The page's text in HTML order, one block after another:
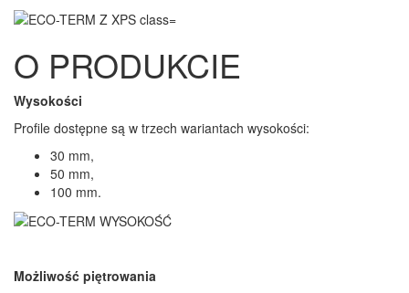
O PRODUKCIE
Wysokości
Profile dostępne są w trzech wariantach wysokości:
30 mm,
50 mm,
100 mm.
Możliwość piętrowania